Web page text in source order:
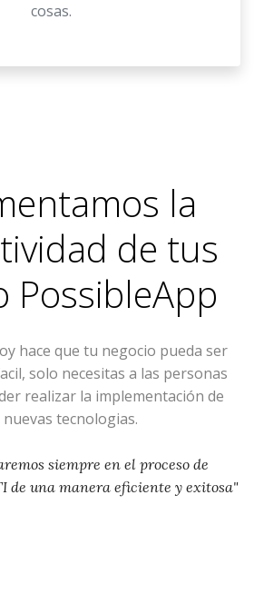
cosas.
la
de tus
PossibleApp
hace que tu negocio pueda ser
solo necesitas a las personas
realizar la implementación de
tecnologias.
siempre en el proceso de
de una manera eficiente y exitosa"